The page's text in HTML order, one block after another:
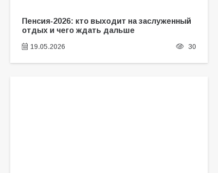
Пенсия-2026: кто выходит на заслуженный
отдых и чего ждать дальше
19.05.2026 30